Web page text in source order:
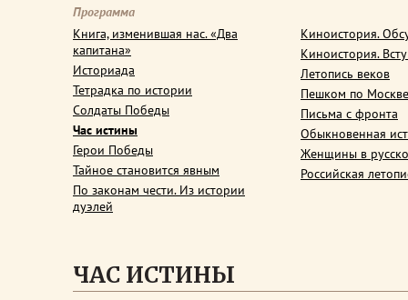
Программа
Книга, изменившая нас. «Два
капитана»
Историада
Тетрадка по истории
Солдаты Победы
Час истины
Герои Победы
Тайное становится явным
По законам чести. Из истории
дуэлей
Киноистория.
Киноистория.
Летопись веков
Пешком по Москве
Письма с фронта
Обыкновенная
Женщины в
Российская
ЧАС ИСТИНЫ